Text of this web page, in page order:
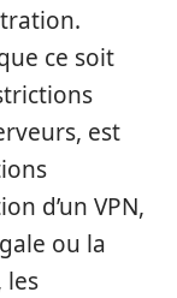
ce soit
est
d’un VPN,
ou la
les